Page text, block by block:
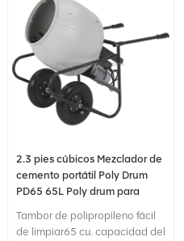
2.3 pies cúbicos Mezclador de
cemento portátil Poly Drum
PD65 65L Poly drum para
Tambor de polipropileno fácil
de limpiar65 cu. capacidad del